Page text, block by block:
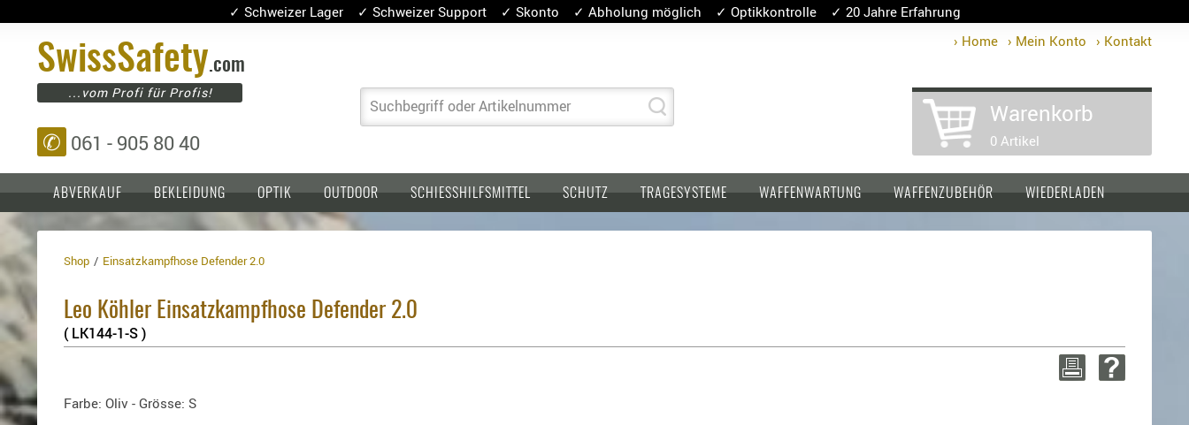
✓ Schweizer Lager ✓ Schweizer Support ✓ Skonto ✓ Abholung möglich ✓ Optikkontrolle ✓ 20 Jahre Erfahrung
› Home › Mein Konto › Kontakt
SwissSafety.com
...vom Profi für Profis!
✆ 061 - 905 80 40
Suchbegriff oder Artikelnummer Warenkorb
0 Artikel
ABVERKAUF BEKLEIDUNG OPTIK OUTDOOR SCHIESSHILFSMITTEL SCHUTZ
Einlagen,
Kopfschutz
Tragesysteme
TRAGESYSTEME
Holster
Grundplatten
Holster
Holster
WAFFENWARTUNG WAFFENZUBEHÖR WIEDERLADEN
Shop Einsatzkampfhose Defender 2.0
Leo Köhler Einsatzkampfhose Defender 2.0
( LK144-1-S )
Farbe: Oliv - Grösse: S